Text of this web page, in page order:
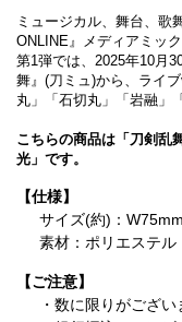
ミュージカル、舞台、
ONLINE』メディアミッ
第1弾では、2025年10月
舞』(刀ミュ)から、ライ
丸」「石切丸」「岩融」
こちらの商品は「刀剣乱
光」です。
【仕様】
サイズ(約)：
素材：ポリエステル
【ご注意】
・数に限りがござ